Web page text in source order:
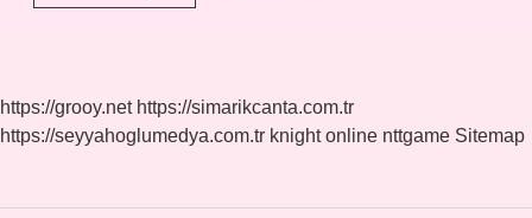
Yumusak
https://grooy.net https://simarikcanta.com.tr
https://seyyahoglumedya.com.tr knight online nttgame Sitemap